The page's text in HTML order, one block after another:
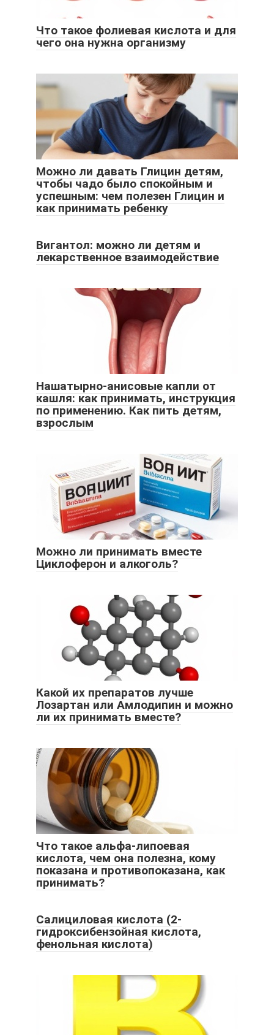
Что такое фолиевая кислота и для
чего она нужна организму
Можно ли давать Глицин детям,
чтобы чадо было спокойным и
успешным: чем полезен Глицин и
как принимать ребенку
Вигантол: можно ли детям и
лекарственное взаимодействие
Нашатырно-анисовые капли от
кашля: как принимать, инструкция
по применению. Как пить детям,
взрослым
Можно ли принимать вместе
Циклоферон и алкоголь?
Какой их препаратов лучше
Лозартан или Амлодипин и можно
ли их принимать вместе?
Что такое альфа-липоевая
кислота, чем она полезна, кому
показана и противопоказана, как
принимать?
Салициловая кислота (2-
гидроксибензойная кислота,
фенольная кислота)